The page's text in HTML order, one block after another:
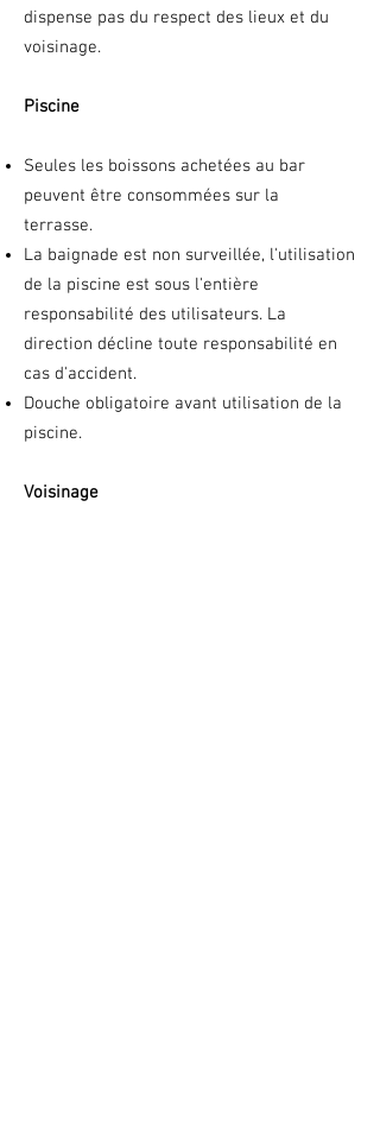
dispense pas du respect des lieux et du
voisinage.
Piscine
Seules les boissons achetées au bar
peuvent être consommées sur la
terrasse.
La baignade est non surveillée, l'utilisation
de la piscine est sous l'entière
responsabilité des utilisateurs. La
direction décline toute responsabilité en
cas d'accident.
Douche obligatoire avant utilisation de la
piscine.
Voisinage